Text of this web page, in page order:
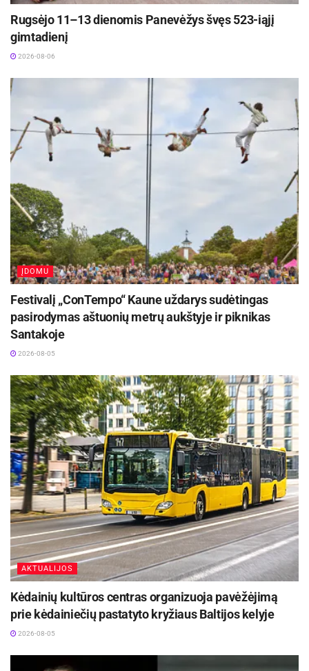
Rugsėjo 11–13 dienomis Panevėžys švęs 523-iąjį
gimtadienį
2026-08-06
ĮDOMU
Festivalį „ConTempo“ Kaune uždarys sudėtingas
pasirodymas aštuonių metrų aukštyje ir piknikas
Santakoje
2026-08-05
AKTUALIJOS
Kėdainių kultūros centras organizuoja pavėžėjimą
prie kėdainiečių pastatyto kryžiaus Baltijos kelyje
2026-08-05